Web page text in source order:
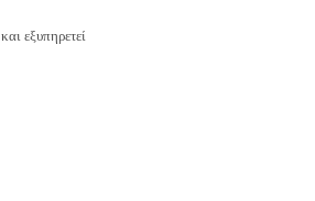
και εξυπηρετεί